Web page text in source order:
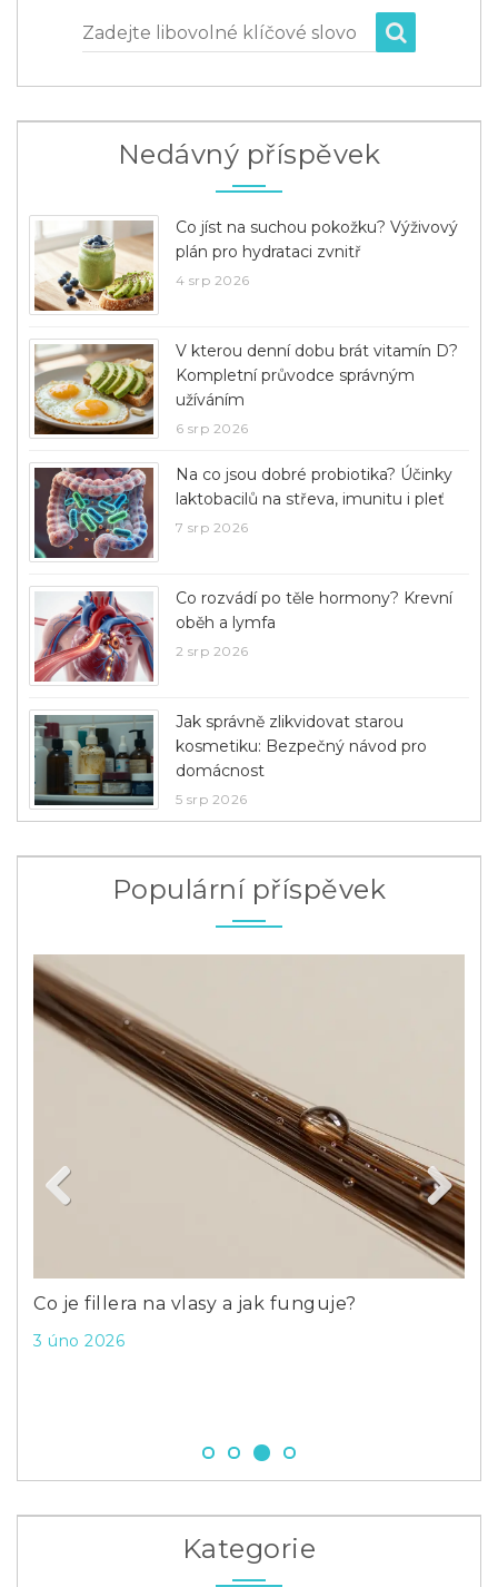
Zadejte libovolné klíčové slovo
Nedávný příspěvek
Co jíst na suchou pokožku? Výživový
plán pro hydrataci zvnitř
4 srp 2026
V kterou denní dobu brát vitamín D?
Kompletní průvodce správným
užíváním
6 srp 2026
Na co jsou dobré probiotika? Účinky
laktobacilů na střeva, imunitu i pleť
7 srp 2026
Co rozvádí po těle hormony? Krevní
oběh a lymfa
2 srp 2026
Jak správně zlikvidovat starou
kosmetiku: Bezpečný návod pro
domácnost
5 srp 2026
Populární příspěvek
Co je fillera na vlasy a jak funguje?
3 úno 2026
Next
Kategorie